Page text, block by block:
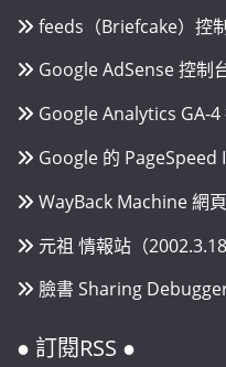
feeds（Briefcake）控
Google AdSense 控制
Google Analytics GA-4
Google 的 PageSpeed
WayBack Machine 網
元祖 情報站（
臉書 Sharing
● 訂閱RSS ●